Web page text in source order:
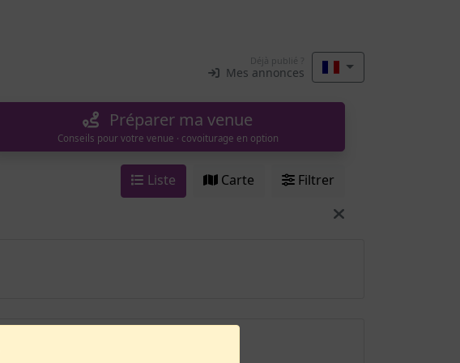
Déjà publié ?
Mes annonces
Préparer ma venue
Conseils pour votre venue · covoiturage en option
Liste Carte
Filtrer